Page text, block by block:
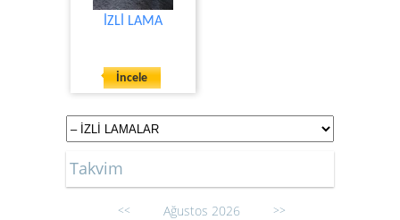
İZLİ LAMA
İncele
Takvim
<< Ağustos 2026 >>